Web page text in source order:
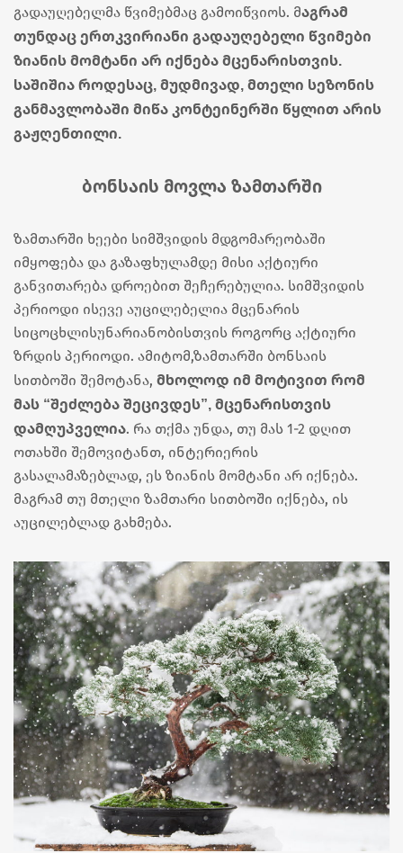
გადაუღებელმა წვიმებმაც გამოიწვიოს. მაგრამ
თუნდაც ერთკვირიანი გადაუღებელი წვიმები
ზიანის მომტანი არ იქნება მცენარისთვის.
საშიშია როდესაც, მუდმივად, მთელი სეზონის
განმავლობაში მიწა კონტეინერში წყლით არის
გაჟღენთილი.
ბონსაის მოვლა ზამთარში
ზამთარში ხეები სიმშვიდის მდგომარეობაში
იმყოფება და გაზაფხულამდე მისი აქტიური
განვითარება დროებით შეჩერებულია. სიმშვიდის
პერიოდი ისევე აუცილებელია მცენარის
სიცოცხლისუნარიანობისთვის როგორც აქტიური
ზრდის პერიოდი. ამიტომ,ზამთარში ბონსაის
სითბოში შემოტანა, მხოლოდ იმ მოტივით რომ
მას “შეძლება შეცივდეს”, მცენარისთვის
დამღუპველია. რა თქმა უნდა, თუ მას 1-2 დღით
ოთახში შემოვიტანთ, ინტერიერის
გასალამაზებლად, ეს ზიანის მომტანი არ იქნება.
მაგრამ თუ მთელი ზამთარი სითბოში იქნება, ის
აუცილებლად გახმება.